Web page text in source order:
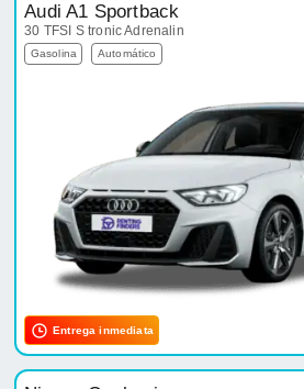
Audi A1 Sportback
30 TFSI S tronic Adrenalin
Gasolina Automático
Entrega inmediata